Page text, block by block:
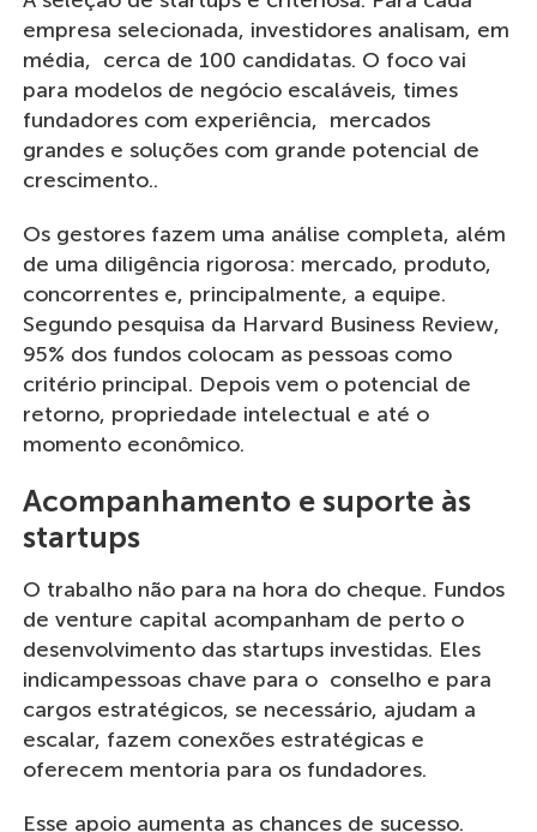
empresa selecionada, investidores analisam, em
média, cerca de 100 candidatas. O foco vai
para modelos de negócio escaláveis, times
fundadores com experiência, mercados
grandes e soluções com grande potencial de
crescimento..
Os gestores fazem uma análise completa, além
de uma diligência rigorosa: mercado, produto,
concorrentes e, principalmente, a equipe.
Segundo pesquisa da Harvard Business Review,
95% dos fundos colocam as pessoas como
critério principal. Depois vem o potencial de
retorno, propriedade intelectual e até o
momento econômico.
Acompanhamento e suporte às
startups
O trabalho não para na hora do cheque. Fundos
de venture capital acompanham de perto o
desenvolvimento das startups investidas. Eles
indicampessoas chave para o conselho e para
cargos estratégicos, se necessário, ajudam a
escalar, fazem conexões estratégicas e
oferecem mentoria para os fundadores.
Esse apoio aumenta as chances de sucesso.